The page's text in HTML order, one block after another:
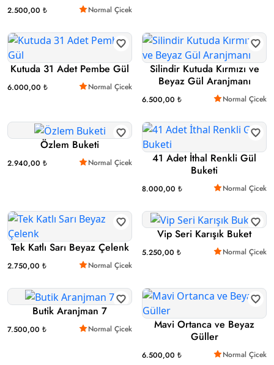
2.500,00 ₺ Normal Çicek
Kutuda 31 Adet Pembe Gül
6.000,00 ₺ Normal Çicek
Silindir Kutuda Kırmızı ve
Beyaz Gül Aranjmanı
6.500,00 ₺ Normal Çicek
Özlem Buketi
2.940,00 ₺ Normal Çicek
41 Adet İthal Renkli Gül
Buketi
8.000,00 ₺ Normal Çicek
Tek Katlı Sarı Beyaz Çelenk
2.750,00 ₺ Normal Çicek
Vip Seri Karışık Buket
5.250,00 ₺ Normal Çicek
Butik Aranjman 7
7.500,00 ₺ Normal Çicek
Mavi Ortanca ve Beyaz
Güller
6.500,00 ₺ Normal Çicek